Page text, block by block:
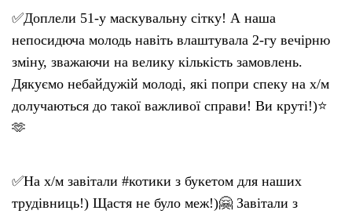
✅Доплели 51-у маскувальну сітку! А наша
непосидюча молодь навіть влаштувала 2-гу вечірню
зміну, зважаючи на велику кількість замовлень.
Дякуємо небайдужій молоді, які попри спеку на х/м
долучаються до такої важливої справи! Ви круті!)⭐️
🫶
✅На х/м завітали #котики з букетом для наших
трудівниць!) Щастя не було меж!)🤗 Завітали з